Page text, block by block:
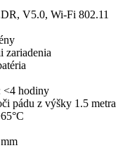
V5.0, Wi-Fi 802.11
zariadenia
<4 hodiny
pádu z výšky 1.5 metra